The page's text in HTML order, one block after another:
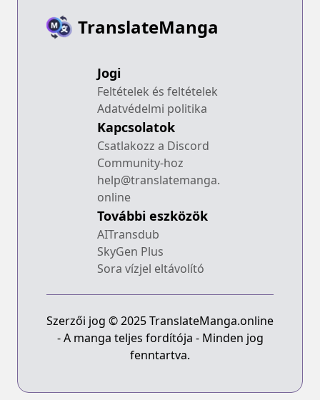
TranslateManga
Jogi
Feltételek és feltételek
Adatvédelmi politika
Kapcsolatok
Csatlakozz a Discord
Community-hoz
help@translatemanga.
online
További eszközök
AITransdub
SkyGen Plus
Sora vízjel eltávolító
Szerzői jog © 2025 TranslateManga.online
- A manga teljes fordítója - Minden jog
fenntartva.